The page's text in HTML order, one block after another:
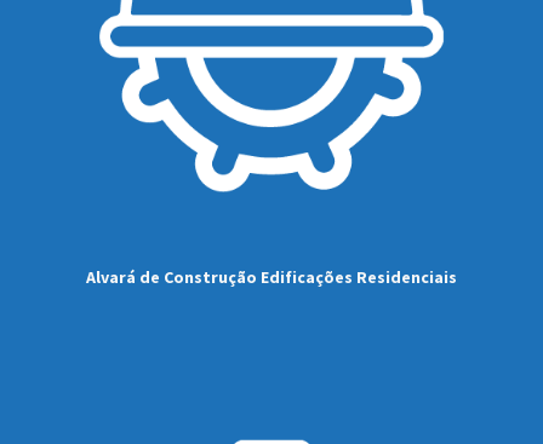
Alvará de Construção Edificações Residenciais